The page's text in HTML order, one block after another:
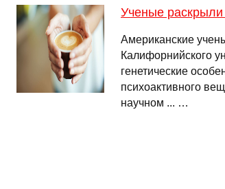
Ученые раскрыли
Американские
Калифорнийского
генетические
психоактивного
научном ... …